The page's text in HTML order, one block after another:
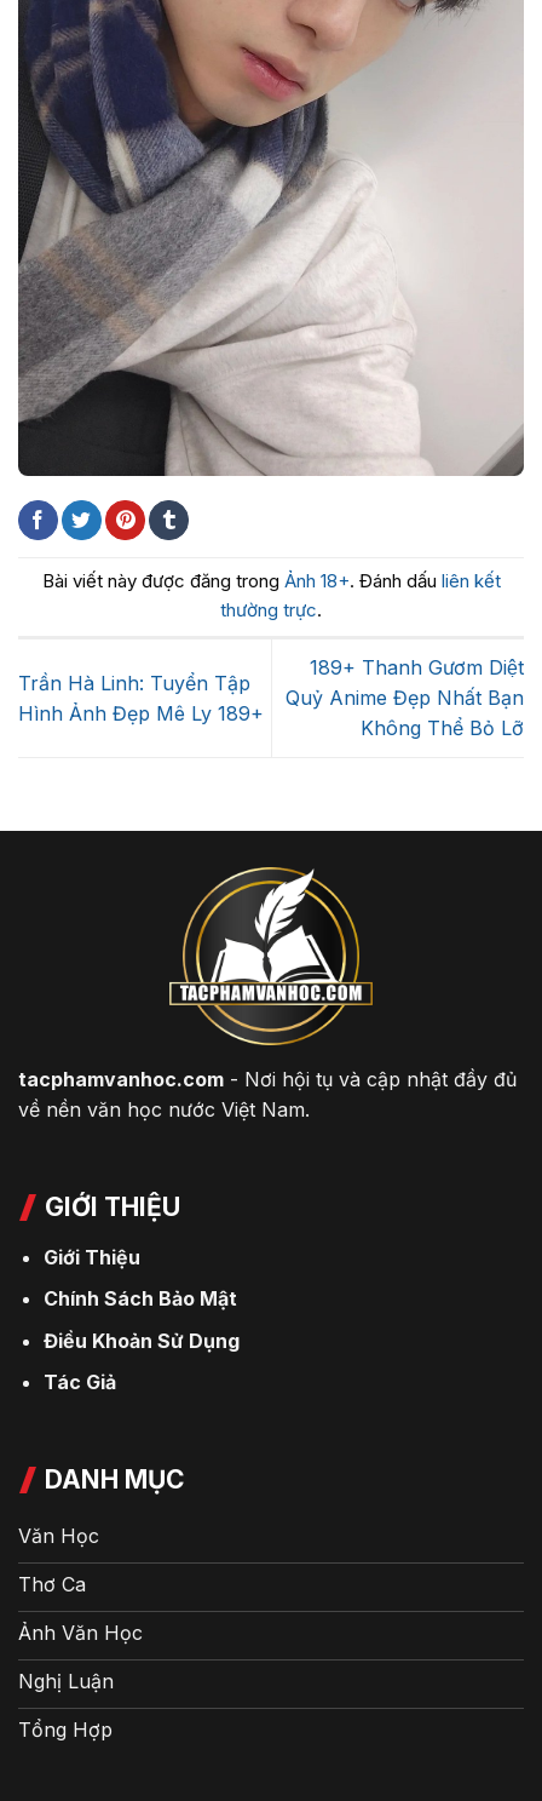
Bài viết này được đăng trong Ảnh 18+. Đánh dấu liên kết
thường trực.
Trần Hà Linh: Tuyển Tập
Hình Ảnh Đẹp Mê Ly 189+
189+ Thanh Gươm Diệt
Quỷ Anime Đẹp Nhất Bạn
Không Thể Bỏ Lỡ
tacphamvanhoc.com - Nơi hội tụ và cập nhật đầy đủ
về nền văn học nước Việt Nam.
GIỚI THIỆU
Giới Thiệu
Chính Sách Bảo Mật
Điều Khoản Sử Dụng
Tác Giả
DANH MỤC
Văn Học
Thơ Ca
Ảnh Văn Học
Nghị Luận
Tổng Hợp